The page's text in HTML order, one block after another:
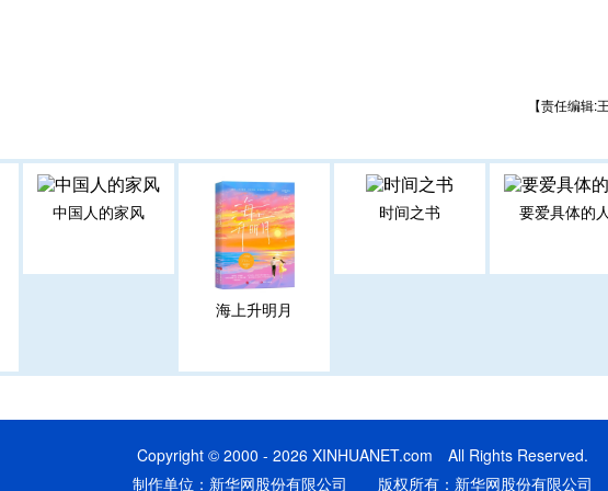
【责任编辑:
中国人的家风
海上升明月
时间之书 要爱具体的人
Copyright © 2000 - 2026 XINHUANET.com All Rights Reserved.
制作单位：新华网股份有限公司 版权所有：新华网股份有限公司